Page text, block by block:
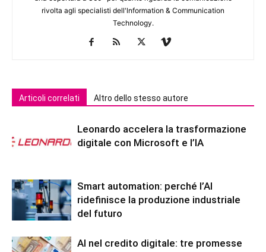
rivolta agli specialisti dell'lnformation & Communication
Technology.
Articoli correlati Altro dello stesso autore
Leonardo accelera la trasformazione
digitale con Microsoft e l’IA
Smart automation: perché l’AI
ridefinisce la produzione industriale
del futuro
AI nel credito digitale: tre promesse